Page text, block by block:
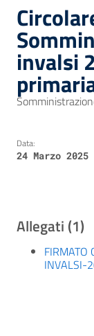
invalsi
Data:
24 Marzo 2025
Allegati (1)
INVALSI-